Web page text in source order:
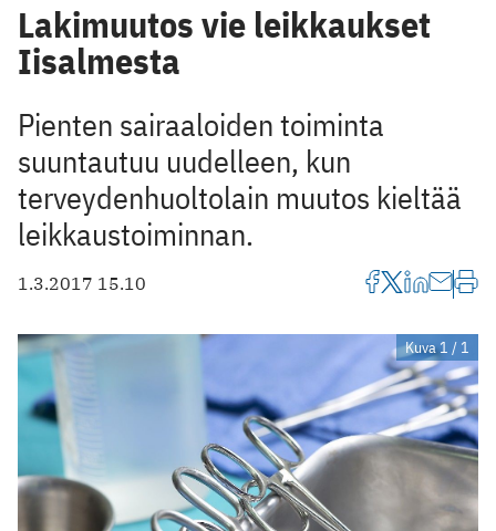
Lakimuutos vie leikkaukset
Iisalmesta
Pienten sairaaloiden toiminta
suuntautuu uudelleen, kun
terveydenhuoltolain muutos kieltää
­leikkaustoiminnan.
1.3.2017 15.10
Kuva 1 / 1